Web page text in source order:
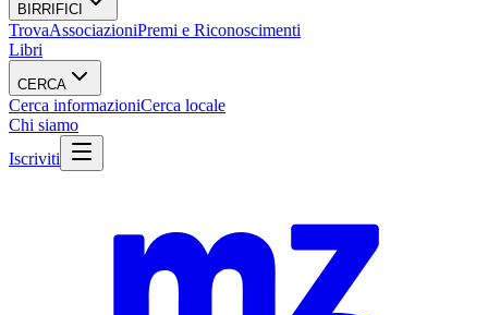
BIRRIFICI
TrovaAssociazioniPremi e Riconoscimenti
Libri
CERCA
Cerca informazioniCerca locale
Chi siamo
Iscriviti